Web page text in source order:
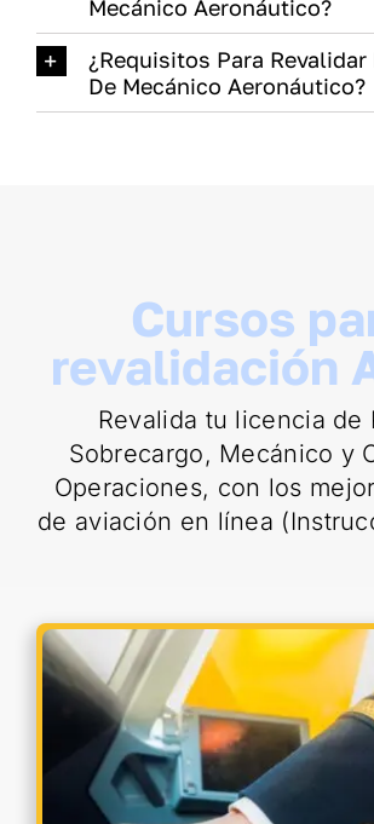
Mecánico Aeronáutico?
¿Requisitos Para Revalidar
De Mecánico Aeronáutico?
Cursos
revalidación
Revalida tu licencia de
Sobrecargo, Mecánico y
Operaciones, con los
de aviación en línea